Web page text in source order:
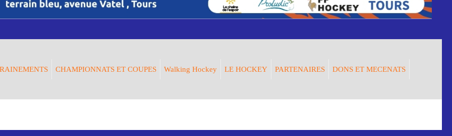
CHAMPIONNATS ET COUPES Walking Hockey LE HOCKEY PARTENAIRES DONS ET MECENATS